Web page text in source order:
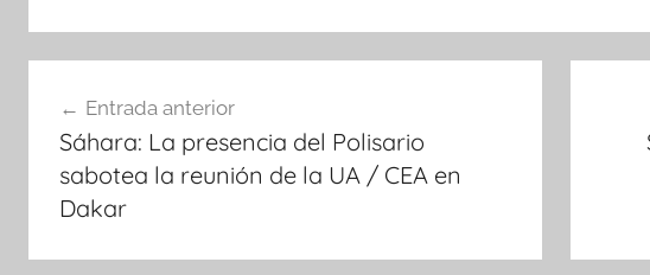
de
entradas
Entrada anterior
Sáhara: La presencia del Polisario
sabotea la reunión de la UA / CEA en
Dakar